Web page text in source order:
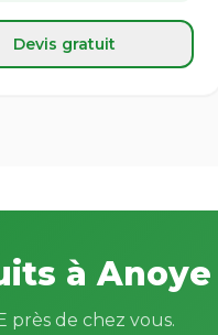
Devis gratuit
à Anoye
près de chez vous.